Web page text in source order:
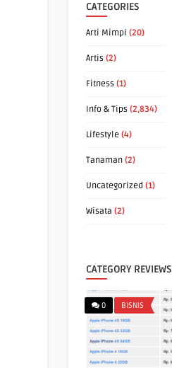
CATEGORIES
Arti Mimpi (20)
Artis (2)
Fitness (1)
Info & Tips (2,834)
Lifestyle (4)
Tanaman (2)
Uncategorized (1)
Wisata (2)
CATEGORY REVIEWS
0 BISNIS